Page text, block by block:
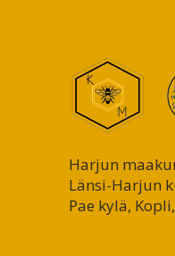
Harjun
Länsi-Harjun
Pae kylä,